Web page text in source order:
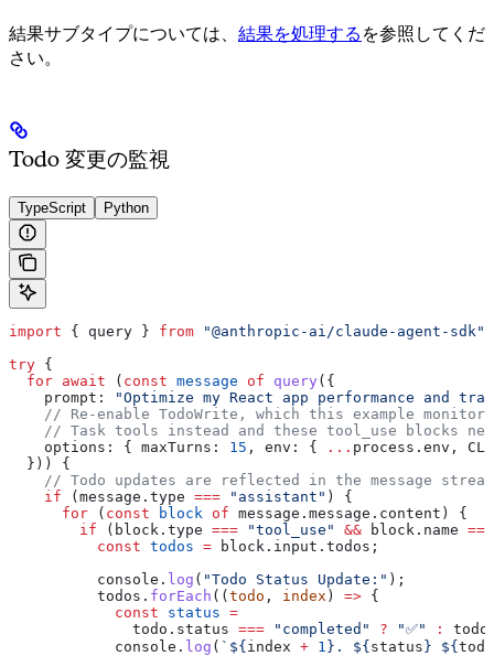
結果サブタイプについては、 結果を処理する を参照してくだ
さい。
Todo 変更の監視
TypeScript Python
import { query } from "@anthropic-ai/claude-agent-sdk"
try {
  for
await ( const message of query ({
    prompt:
"Optimize my React app performance and
// Re-enable TodoWrite, which this example
// Task tools instead and these tool_use blocks
    options:
{ maxTurns: 15 , env: { ... process . env ,
  })) {
    // Todo updates are reflected in the message stream
    if
( message . type === "assistant" ) {
      for
( const block of message . message . content ) {
        if
( block . type === "tool_use" && block . name ===
          const
todos = block . input . todos ;
          console
. log ( "Todo Status Update:" );
          todos
. forEach (( todo , index ) => {
            const
status =
              todo
. status === "completed" ? "✅" : todo
            console
. log ( ` ${ index + 1 } . ${ status } ${ todo